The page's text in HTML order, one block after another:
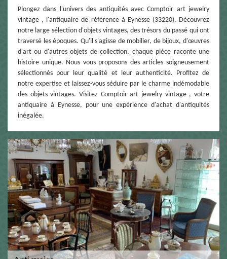
Plongez dans l'univers des antiquités avec Comptoir art jewelry
vintage , l'antiquaire de référence à Eynesse (33220). Découvrez
notre large sélection d'objets vintages, des trésors du passé qui ont
traversé les époques. Qu'il s'agisse de mobilier, de bijoux, d'œuvres
d'art ou d'autres objets de collection, chaque pièce raconte une
histoire unique. Nous vous proposons des articles soigneusement
sélectionnés pour leur qualité et leur authenticité. Profitez de
notre expertise et laissez-vous séduire par le charme indémodable
des objets vintages. Visitez Comptoir art jewelry vintage , votre
antiquaire à Eynesse, pour une expérience d'achat d'antiquités
inégalée.